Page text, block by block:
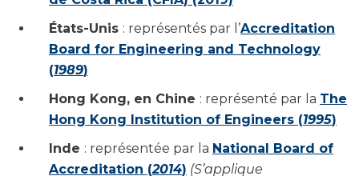
États-Unis : représentés par l’Accreditation
Board for Engineering and Technology
(1989)
Hong Kong, en Chine : représenté par la The
Hong Kong Institution of Engineers (1995)
Inde : représentée par la National Board of
Accreditation (2014) (S’applique